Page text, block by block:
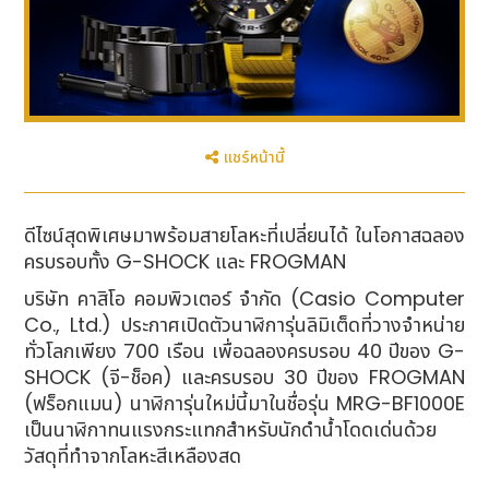
แชร์หน้านี้
ดีไซน์สุดพิเศษมาพร้อมสายโลหะที่เปลี่ยนได้ ในโอกาสฉลอง
ครบรอบทั้ง G-SHOCK และ FROGMAN
บริษัท คาสิโอ คอมพิวเตอร์ จำกัด (Casio Computer
Co., Ltd.) ประกาศเปิดตัวนาฬิการุ่นลิมิเต็ดที่วางจำหน่าย
ทั่วโลกเพียง 700 เรือน เพื่อฉลองครบรอบ 40 ปีของ G-
SHOCK (จี-ช็อค) และครบรอบ 30 ปีของ FROGMAN
(ฟร็อกแมน) นาฬิการุ่นใหม่นี้มาในชื่อรุ่น MRG-BF1000E
เป็นนาฬิกาทนแรงกระแทกสำหรับนักดำน้ำโดดเด่นด้วย
วัสดุที่ทำจากโลหะสีเหลืองสด